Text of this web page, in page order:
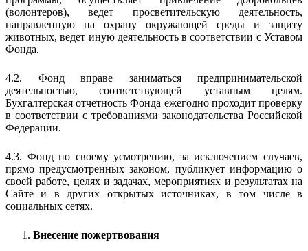
(волонтеров), ведет просветительскую деятельность,
направленную на охрану окружающей среды и защиту
животных, ведет иную деятельность в соответствии с Уставом
Фонда.
4.2. Фонд вправе заниматься предпринимательской
деятельностью, соответствующей уставным целям.
Бухгалтерская отчетность Фонда ежегодно проходит проверку
в соответствии с требованиями законодательства Российской
Федерации.
4.3. Фонд по своему усмотрению, за исключением случаев,
прямо предусмотренных законом, публикует информацию о
своей работе, целях и задачах, мероприятиях и результатах на
Сайте и в других открытых источниках, в том числе в
социальных сетях.
Внесение пожертвования